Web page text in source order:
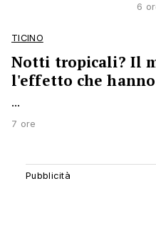
6
TICINO
Notti tropicali? Il
l'effetto che
...
7 ore